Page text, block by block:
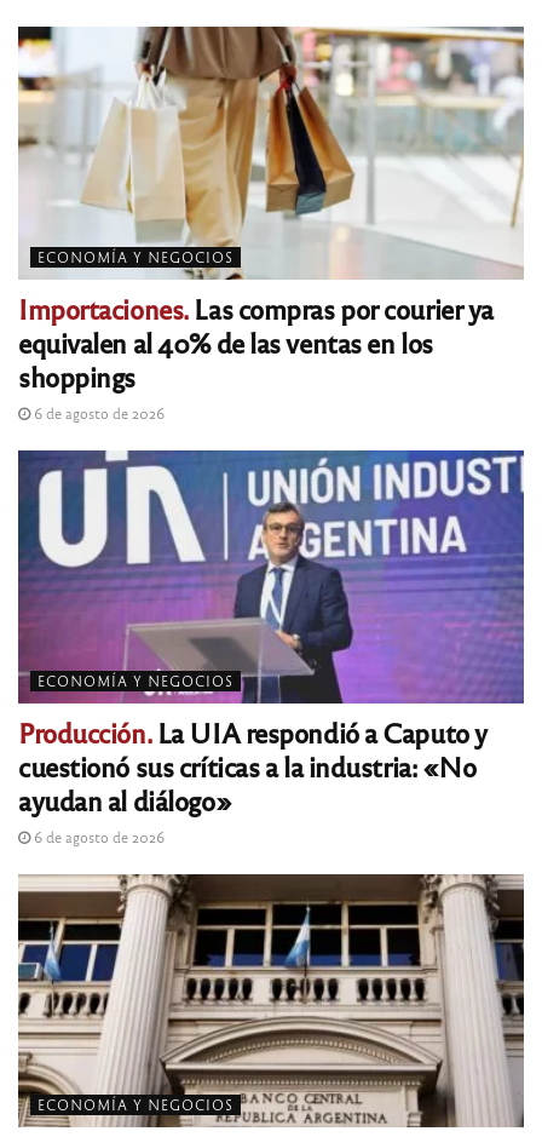
ECONOMÍA Y NEGOCIOS
Importaciones.Las compras por courier ya
equivalen al 40% de las ventas en los
shoppings
6 de agosto de 2026
ECONOMÍA Y NEGOCIOS
Producción.La UIA respondió a Caputo y
cuestionó sus críticas a la industria: «No
ayudan al diálogo»
6 de agosto de 2026
ECONOMÍA Y NEGOCIOS